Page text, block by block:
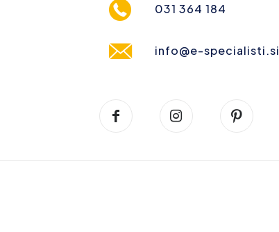
031 364 184
info@e-specialisti.si